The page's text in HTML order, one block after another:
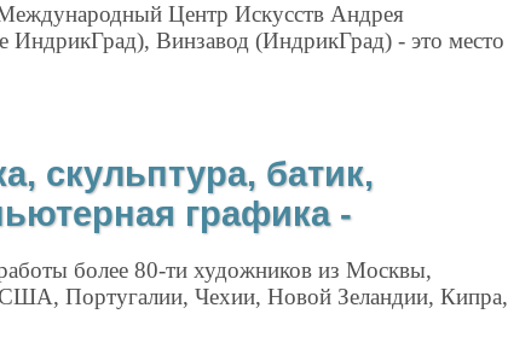
Центр Искусств Андрея
Винзавод (ИндрикГрад) - это место
скульптура, батик,
графика -
более 80-ти художников из Москвы,
Португалии, Чехии, Новой Зеландии, Кипра,